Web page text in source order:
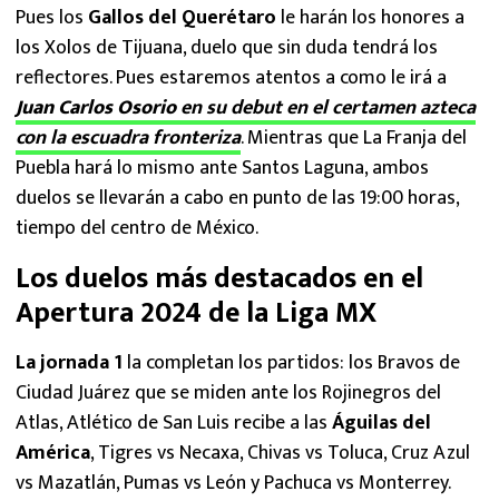
Pues los Gallos del Querétaro le harán los honores a
los Xolos de Tijuana, duelo que sin duda tendrá los
reflectores. Pues estaremos atentos a como le irá a
Juan Carlos Osorioen su debut en el certamen azteca
con la escuadra fronteriza. Mientras que La Franja del
Puebla hará lo mismo ante Santos Laguna, ambos
duelos se llevarán a cabo en punto de las 19:00 horas,
tiempo del centro de México.
Los duelos más destacados en el
Apertura 2024 de la Liga MX
La jornada 1 la completan los partidos: los Bravos de
Ciudad Juárez que se miden ante los Rojinegros del
Atlas, Atlético de San Luis recibe a lasÁguilas del
América, Tigres vs Necaxa, Chivas vs Toluca, Cruz Azul
vs Mazatlán, Pumas vs León y Pachuca vs Monterrey.